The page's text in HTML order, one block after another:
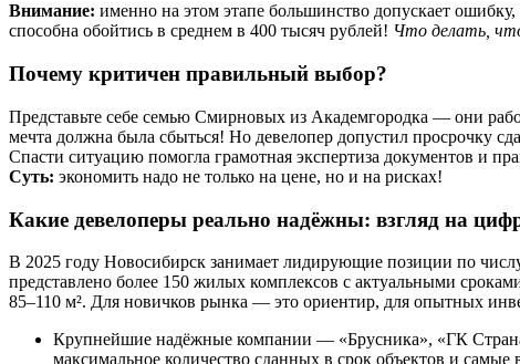
Внимание: именно на этом этапе большинство допускает
способна обойтись в среднем в 400 тысяч рублей! Что делать,
Почему критичен правильный выбор?
Представьте себе семью Смирновых из Академгородка — они
мечта должна была сбыться! Но девелопер допустил просрочку
Спасти ситуацию помогла грамотная экспертиза документов и
Суть: экономить надо не только на цене, но и на рисках!
Какие девелоперы реально надёжны: взгляд на
В 2025 году Новосибирск занимает лидирующие позиции по
представлено более 150 жилых комплексов с актуальными
85–110 м². Для новичков рынка — это ориентир, для опытных
Крупнейшие надёжные компании — «Брусника», «ГК
максимальное количество сданных в срок объектов и